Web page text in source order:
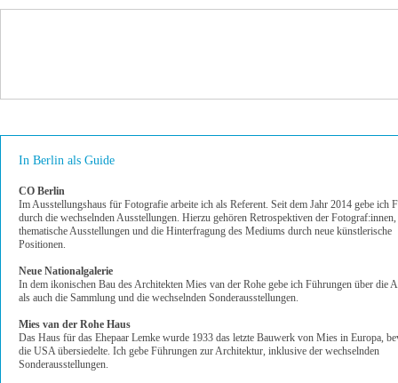
In Berlin als Guide
CO Berlin
Im Ausstellungshaus für Fotografie arbeite ich als Referent. Seit dem Jahr 2014 gebe ich
durch die wechselnden Ausstellungen. Hierzu gehören Retrospektiven der Fotograf:innen,
thematische Ausstellungen und die Hinterfragung des Mediums durch neue künstlerische
Positionen.
Neue Nationalgalerie
In dem ikonischen Bau des Architekten Mies van der Rohe gebe ich Führungen über die
als auch die Sammlung und die wechselnden Sonderausstellungen.
Mies van der Rohe Haus
Das Haus für das Ehepaar Lemke wurde 1933 das letzte Bauwerk von Mies in Europa,
die USA übersiedelte. Ich gebe Führungen zur Architektur, inklusive der wechselnden
Sonderausstellungen.